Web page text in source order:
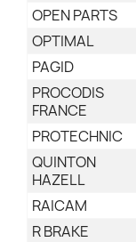
OPEN PARTS
OPTIMAL
PAGID
PROCODIS
FRANCE
PROTECHNIC
QUINTON
HAZELL
RAICAM
R BRAKE